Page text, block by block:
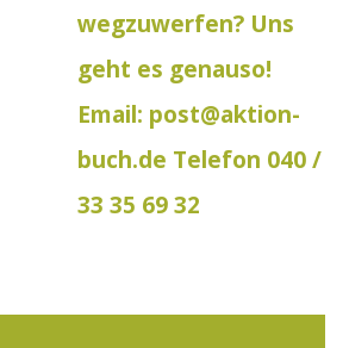
wegzuwerfen? Uns
geht es genauso!
Email: post@aktion-
buch.de Telefon 040 /
33 35 69 32